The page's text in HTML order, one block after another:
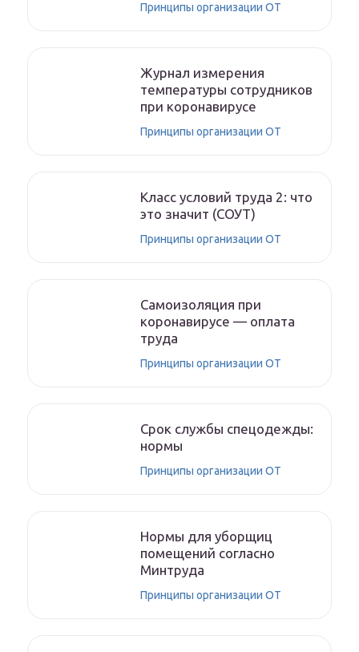
Принципы организации ОТ
Журнал измерения
температуры сотрудников
при коронавирусе
Принципы организации ОТ
Класс условий труда 2: что
это значит (СОУТ)
Принципы организации ОТ
Самоизоляция при
коронавирусе — оплата
труда
Принципы организации ОТ
Срок службы спецодежды:
нормы
Принципы организации ОТ
Нормы для уборщиц
помещений согласно
Минтруда
Принципы организации ОТ